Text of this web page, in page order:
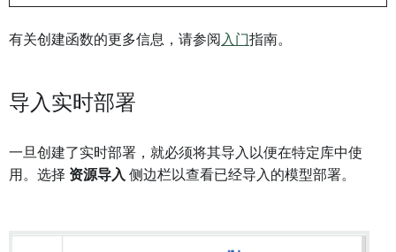
有关创建函数的更多信息，请参阅 入门指南。
导入实时部署
一旦创建了实时部署，就必须将其导入以便在特定库中使
用。选择 资源导入 侧边栏以查看已经导入的模型部署。